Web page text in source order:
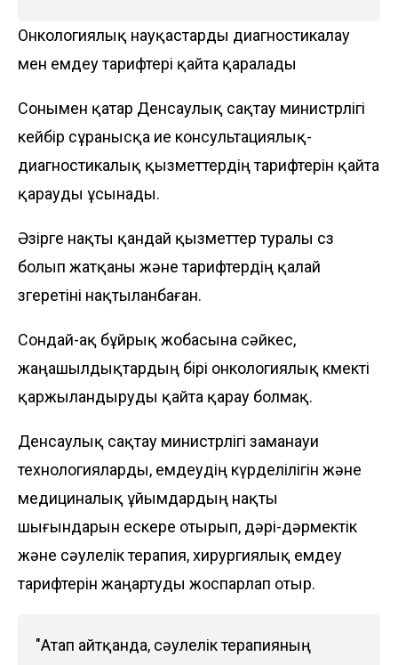
Онкологиялық науқастарды диагностикалау
мен емдеу тарифтері қайта қаралады
Сонымен қатар Денсаулық сақтау министрлігі
кейбір сұранысқа ие консультациялық-
диагностикалық қызметтердің тарифтерін қайта
қарауды ұсынады.
Әзірге нақты қандай қызметтер туралы сөз
болып жатқаны және тарифтердің қалай
өзгеретіні нақтыланбаған.
Сондай-ақ бұйрық жобасына сәйкес,
жаңашылдықтардың бірі онкологиялық көмекті
қаржыландыруды қайта қарау болмақ.
Денсаулық сақтау министрлігі заманауи
технологияларды, емдеудің күрделілігін және
медициналық ұйымдардың нақты
шығындарын ескере отырып, дәрі-дәрмектік
және сәулелік терапия, хирургиялық емдеу
тарифтерін жаңартуды жоспарлап отыр.
"Атап айтқанда, сәулелік терапияның